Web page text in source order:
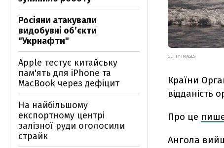
GETTY IMAGES
Країни
відданість
Про це
Ангола
Росіяни атакували
видобувні обʼєкти
"Укрнафти"
Apple тестує китайську
пам'ять для iPhone та
MacBook через дефіцит
На найбільшому
експортному центрі
залізної руди оголосили
страйк